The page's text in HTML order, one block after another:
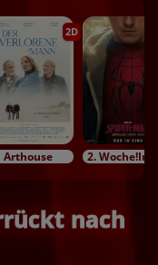
2D
Arthouse
nach